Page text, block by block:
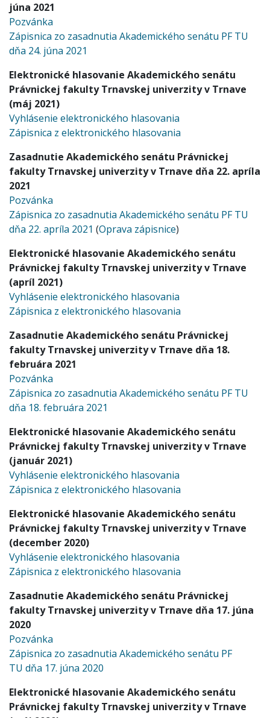
júna 2021
Pozvánka
Zápisnica zo zasadnutia Akademického senátu PF TU
dňa 24. júna 2021
Elektronické hlasovanie Akademického senátu
Právnickej fakulty Trnavskej univerzity v Trnave
(máj 2021)
Vyhlásenie elektronického hlasovania
Zápisnica z elektronického hlasovania
Zasadnutie Akademického senátu Právnickej
fakulty Trnavskej univerzity v Trnave dňa 22. apríla
2021
Pozvánka
Zápisnica zo zasadnutia Akademického senátu PF TU
dňa 22. apríla 2021 (Oprava zápisnice)
Elektronické hlasovanie Akademického senátu
Právnickej fakulty Trnavskej univerzity v Trnave
(apríl 2021)
Vyhlásenie elektronického hlasovania
Zápisnica z elektronického hlasovania
Zasadnutie Akademického senátu Právnickej
fakulty Trnavskej univerzity v Trnave dňa 18.
februára 2021
Pozvánka
Zápisnica zo zasadnutia Akademického senátu PF TU
dňa 18. februára 2021
Elektronické hlasovanie Akademického senátu
Právnickej fakulty Trnavskej univerzity v Trnave
(január 2021)
Vyhlásenie elektronického hlasovania
Zápisnica z elektronického hlasovania
Elektronické hlasovanie Akademického senátu
Právnickej fakulty Trnavskej univerzity v Trnave
(december 2020)
Vyhlásenie elektronického hlasovania
Zápisnica z elektronického hlasovania
Zasadnutie Akademického senátu Právnickej
fakulty Trnavskej univerzity v Trnave dňa 17. júna
2020
Pozvánka
Zápisnica zo zasadnutia Akademického senátu PF
TU dňa 17. júna 2020
Elektronické hlasovanie Akademického senátu
Právnickej fakulty Trnavskej univerzity v Trnave